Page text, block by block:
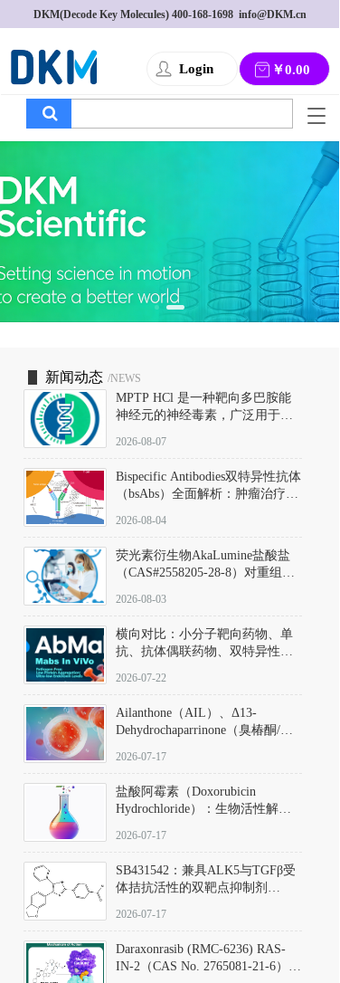
DKM(Decode Key Molecules) 400-168-1698
  info@DKM.cn
Login ￥0.00
T
g
g
l
a
v
i
g
a
新闻动态 /NEWS
MPTP HCl 是一种靶向多巴胺能
神经元的神经毒素，广泛用于构
以盐酸盐形式存在，可触发线粒
体介导的神经元凋亡。其经典应
用即为选择性损毁中脑黑质致密
部多巴胺能神经元，从而可靠模
拟帕金森病的核心病理与行为表
2026-08-07
Bispecific Antibodies双特异性抗体
（bsAbs）全面解析：肿瘤治疗的
2026-08-04
荧光素衍生物AkaLumine盐酸盐
（CAS#2558205-28-8）对重组萤
数（Km）为2.06 μM；其近红外
发光特性赋予优异的组织穿透能
力，大幅增强成像信噪比，从而
实现活体动物模型中极低给药剂
量下的高灵敏度、非侵入式生物
2026-08-03
横向对比：小分子靶向药物、单
抗、抗体偶联药物、双特异性抗
及应用瓶颈
2026-07-22
Ailanthone（AIL）、Δ13-
Dehydrochaparrinone（臭椿酮/臭
DKM货号 D806885
2026-07-17
盐酸阿霉素（Doxorubicin
Hydrochloride）：生物活性解
范
2026-07-17
SB431542：兼具ALK5与TGFβ受
体拮抗活性的双靶点抑制剂
D801067）
2026-07-17
Daraxonrasib (RMC-6236) RAS-
IN-2（CAS No. 2765081-21-6）：